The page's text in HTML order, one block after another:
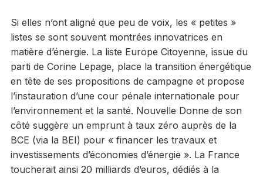
Si elles n’ont aligné que peu de voix, les « petites »
listes se sont souvent montrées innovatrices en
matière d’énergie. La liste Europe Citoyenne, issue du
parti de Corine Lepage, place la transition énergétique
en tête de ses propositions de campagne et propose
l’instauration d’une cour pénale internationale pour
l’environnement et la santé. Nouvelle Donne de son
côté suggère un emprunt à taux zéro auprès de la
BCE (via la BEI) pour « financer les travaux et
investissements d’économies d’énergie ». La France
toucherait ainsi 20 milliards d’euros, dédiés à la